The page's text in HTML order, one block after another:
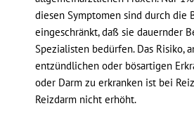
diesen Symptomen sind durch die
eingeschränkt, daß sie dauernder
Spezialisten bedürfen. Das Risiko,
entzündlichen oder bösartigen
oder Darm zu erkranken ist bei
Reizdarm nicht erhöht.